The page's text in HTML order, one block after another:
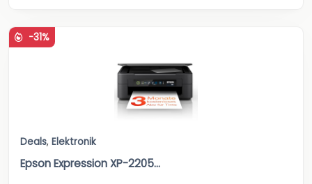
-31%
Deals, Elektronik
Epson Expression XP-2205...